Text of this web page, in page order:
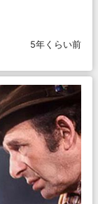
5年くらい前